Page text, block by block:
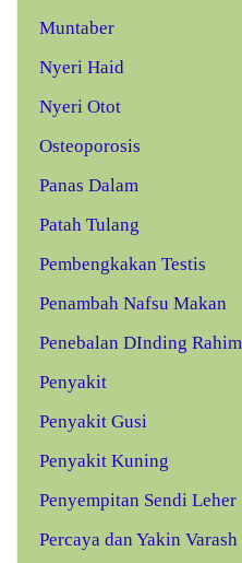
Muntaber
Nyeri Haid
Nyeri Otot
Osteoporosis
Panas Dalam
Patah Tulang
Pembengkakan Testis
Penambah Nafsu Makan
Penebalan DInding Rahim
Penyakit
Penyakit Gusi
Penyakit Kuning
Penyempitan Sendi Leher
Percaya dan Yakin Varash